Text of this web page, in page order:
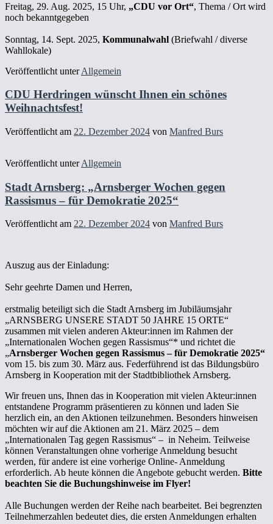
Freitag, 29. Aug. 2025, 15 Uhr, „CDU vor Ort“, Thema / Ort wird
noch bekanntgegeben
Sonntag, 14. Sept. 2025, Kommunalwahl (Briefwahl / diverse
Wahllokale)
Veröffentlicht unter Allgemein
CDU Herdringen wünscht Ihnen ein schönes
Weihnachtsfest!
Veröffentlicht am 22. Dezember 2024 von Manfred Burs
Veröffentlicht unter Allgemein
Stadt Arnsberg: „Arnsberger Wochen gegen
Rassismus – für Demokratie 2025“
Veröffentlicht am 22. Dezember 2024 von Manfred Burs
Auszug aus der Einladung:
Sehr geehrte Damen und Herren,
erstmalig beteiligt sich die Stadt Arnsberg im Jubiläumsjahr
„ARNSBERG UNSERE STADT 50 JAHRE 15 ORTE“
zusammen mit vielen anderen Akteur:innen im Rahmen der
„Internationalen Wochen gegen Rassismus“* und richtet die
„Arnsberger Wochen gegen Rassismus – für Demokratie 2025“
vom 15. bis zum 30. März aus. Federführend ist das Bildungsbüro
Arnsberg in Kooperation mit der Stadtbibliothek Arnsberg.
Wir freuen uns, Ihnen das in Kooperation mit vielen Akteur:innen
entstandene Programm präsentieren zu können und laden Sie
herzlich ein, an den Aktionen teilzunehmen. Besonders hinweisen
möchten wir auf die Aktionen am 21. März 2025 – dem
„Internationalen Tag gegen Rassismus“ – in Neheim. Teilweise
können Veranstaltungen ohne vorherige Anmeldung besucht
werden, für andere ist eine vorherige Online- Anmeldung
erforderlich. Ab heute können die Angebote gebucht werden. Bitte
beachten Sie die Buchungshinweise im Flyer!
Alle Buchungen werden der Reihe nach bearbeitet. Bei begrenzten
Teilnehmerzahlen bedeutet dies, die ersten Anmeldungen erhalten